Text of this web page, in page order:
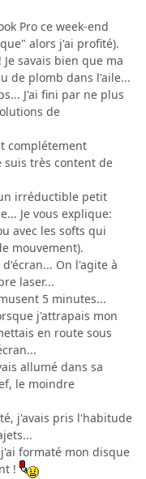
Pro ce week-end
alors j'ai profité).
savais bien que ma
de plomb dans l'aile...
J'ai fini par ne plus
de
complétement
suis très content de
irréductible petit
Je vous explique:
avec les softs qui
mouvement).
On l'agite à
laser...
5 minutes...
j'attrapais mon
en route sous
allumé dans sa
le moindre
j'avais pris l'habitude
formaté mon disque
!